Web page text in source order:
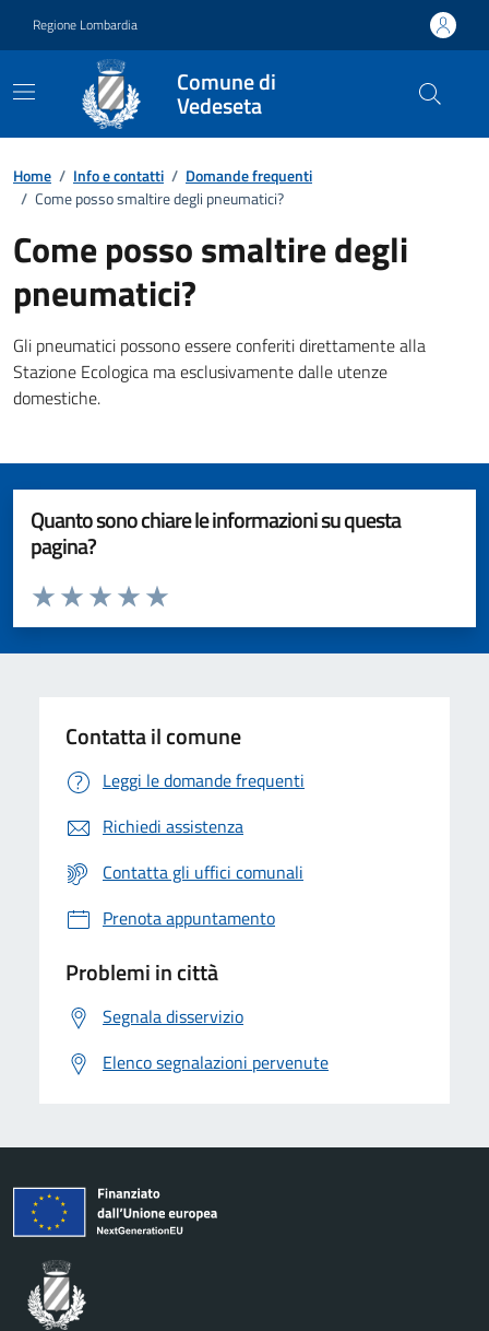
Regione Lombardia
Comune di
Vedeseta
Dettagli FAQ
Home / Info e contatti / Domande frequenti
/ Come posso smaltire degli pneumatici?
Come posso smaltire degli
pneumatici?
Gli pneumatici possono essere conferiti direttamente alla
Stazione Ecologica ma esclusivamente dalle utenze
domestiche.
Quanto sono chiare le informazioni su questa
pagina?
Valuta da 1 a 5 stelle la pagina
Valuta 5 stelle su 5
Valuta 4 stelle su 5
Valuta 3 stelle su 5
Valuta 2 stelle su 5
Valuta 1 stelle su 5
Contatta il comune
Leggi le domande frequenti
Richiedi assistenza
Contatta gli uffici comunali
Prenota appuntamento
Problemi in città
Segnala disservizio
Elenco segnalazioni pervenute